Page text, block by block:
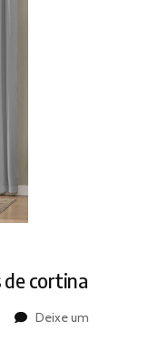
de cortina
Deixe um